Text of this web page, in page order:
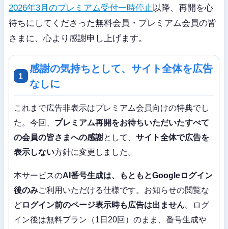
2026年3月のプレミアム受付一時停止 以降、再開を心
待ちにしてくださった無料会員・プレミアム会員の皆
さまに、心より感謝申し上げます。
1
感謝の気持ちとして、サイト全体を広告
なしに
これまで広告非表示はプレミアム会員向けの特典でし
た。今回、 プレミアム再開をお待ちいただいたすべて
の会員の皆さまへの感謝として、 サイト全体で広告を
表示しない方針に変更しました。
本サービスのAI番号生成は、もともとGoogleログイン
後のみご利用いただける仕様です。お知らせの閲覧な
どログイン前のページ表示時も広告は出ません。ログ
イン後は無料プラン（1日20回）のまま、番号生成や